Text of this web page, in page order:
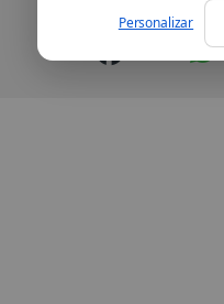
Personalizar